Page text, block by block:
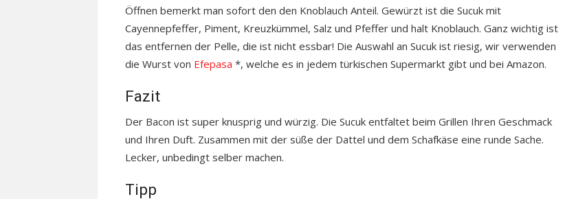
Öffnen bemerkt man sofort den den Knoblauch Anteil. Gewürzt ist die Sucuk mit
Cayennepfeffer, Piment, Kreuzkümmel, Salz und Pfeffer und halt Knoblauch. Ganz wichtig ist
das entfernen der Pelle, die ist nicht essbar! Die Auswahl an Sucuk ist riesig, wir verwenden
die Wurst von Efepasa *, welche es in jedem türkischen Supermarkt gibt und bei Amazon.
Fazit
Der Bacon ist super knusprig und würzig. Die Sucuk entfaltet beim Grillen Ihren Geschmack
und Ihren Duft. Zusammen mit der süße der Dattel und dem Schafkäse eine runde Sache.
Lecker, unbedingt selber machen.
Tipp